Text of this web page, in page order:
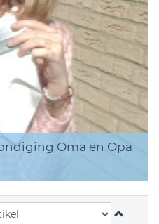
Oma en Opa